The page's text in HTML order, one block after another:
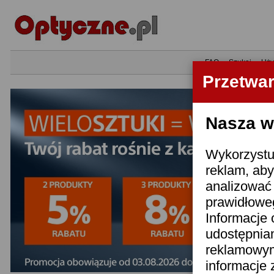
Nasza
reklam,
Informacje
informacje
•FAQ•Szukaj•